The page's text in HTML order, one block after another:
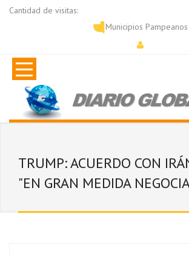
Cantidad de visitas:
Municipios Pampeanos
TRUMP: ACUERDO CON
"EN GRAN MEDIDA